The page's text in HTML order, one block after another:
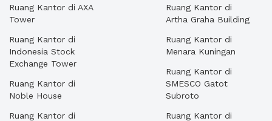
Ruang Kantor di AXA
Tower
Ruang Kantor di
Indonesia Stock
Exchange Tower
Ruang Kantor di
Noble House
Ruang Kantor di
Ruang Kantor di
Artha Graha Building
Ruang Kantor di
Menara Kuningan
Ruang Kantor di
SMESCO Gatot
Subroto
Ruang Kantor di